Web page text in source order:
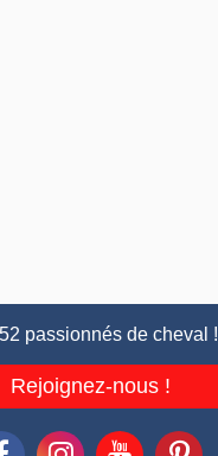
passionnés de cheval !
Rejoignez-nous !